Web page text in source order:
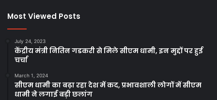
Most Viewed Posts
July 24, 2023
केंद्रीय मंत्री नितिन गडकरी से मिले सीएम धामी, इन मुद्दों पर हुई
चर्चा
March 1, 2024
सीएम धामी का बढ़ा रहा देश में कद, प्रभावशाली लोगों में सीएम
धामी ने लगाई बड़ी छलांग